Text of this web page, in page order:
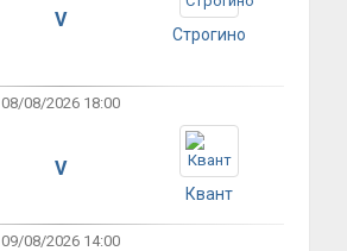
V
Строгино
08/08/2026 18:00
V
Квант
09/08/2026 14:00